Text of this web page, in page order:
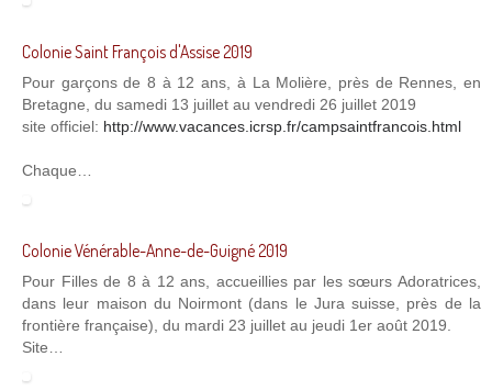
Colonie Saint François d'Assise 2019
Pour garçons de 8 à 12 ans, à La Molière, près de Rennes, en
Bretagne, du samedi 13 juillet au vendredi 26 juillet 2019
site officiel: http://www.vacances.icrsp.fr/campsaintfrancois.html
Chaque…
Colonie Vénérable-Anne-de-Guigné 2019
Pour Filles de 8 à 12 ans, accueillies par les sœurs Adoratrices,
dans leur maison du Noirmont (dans le Jura suisse, près de la
frontière française), du mardi 23 juillet au jeudi 1er août 2019.
Site…